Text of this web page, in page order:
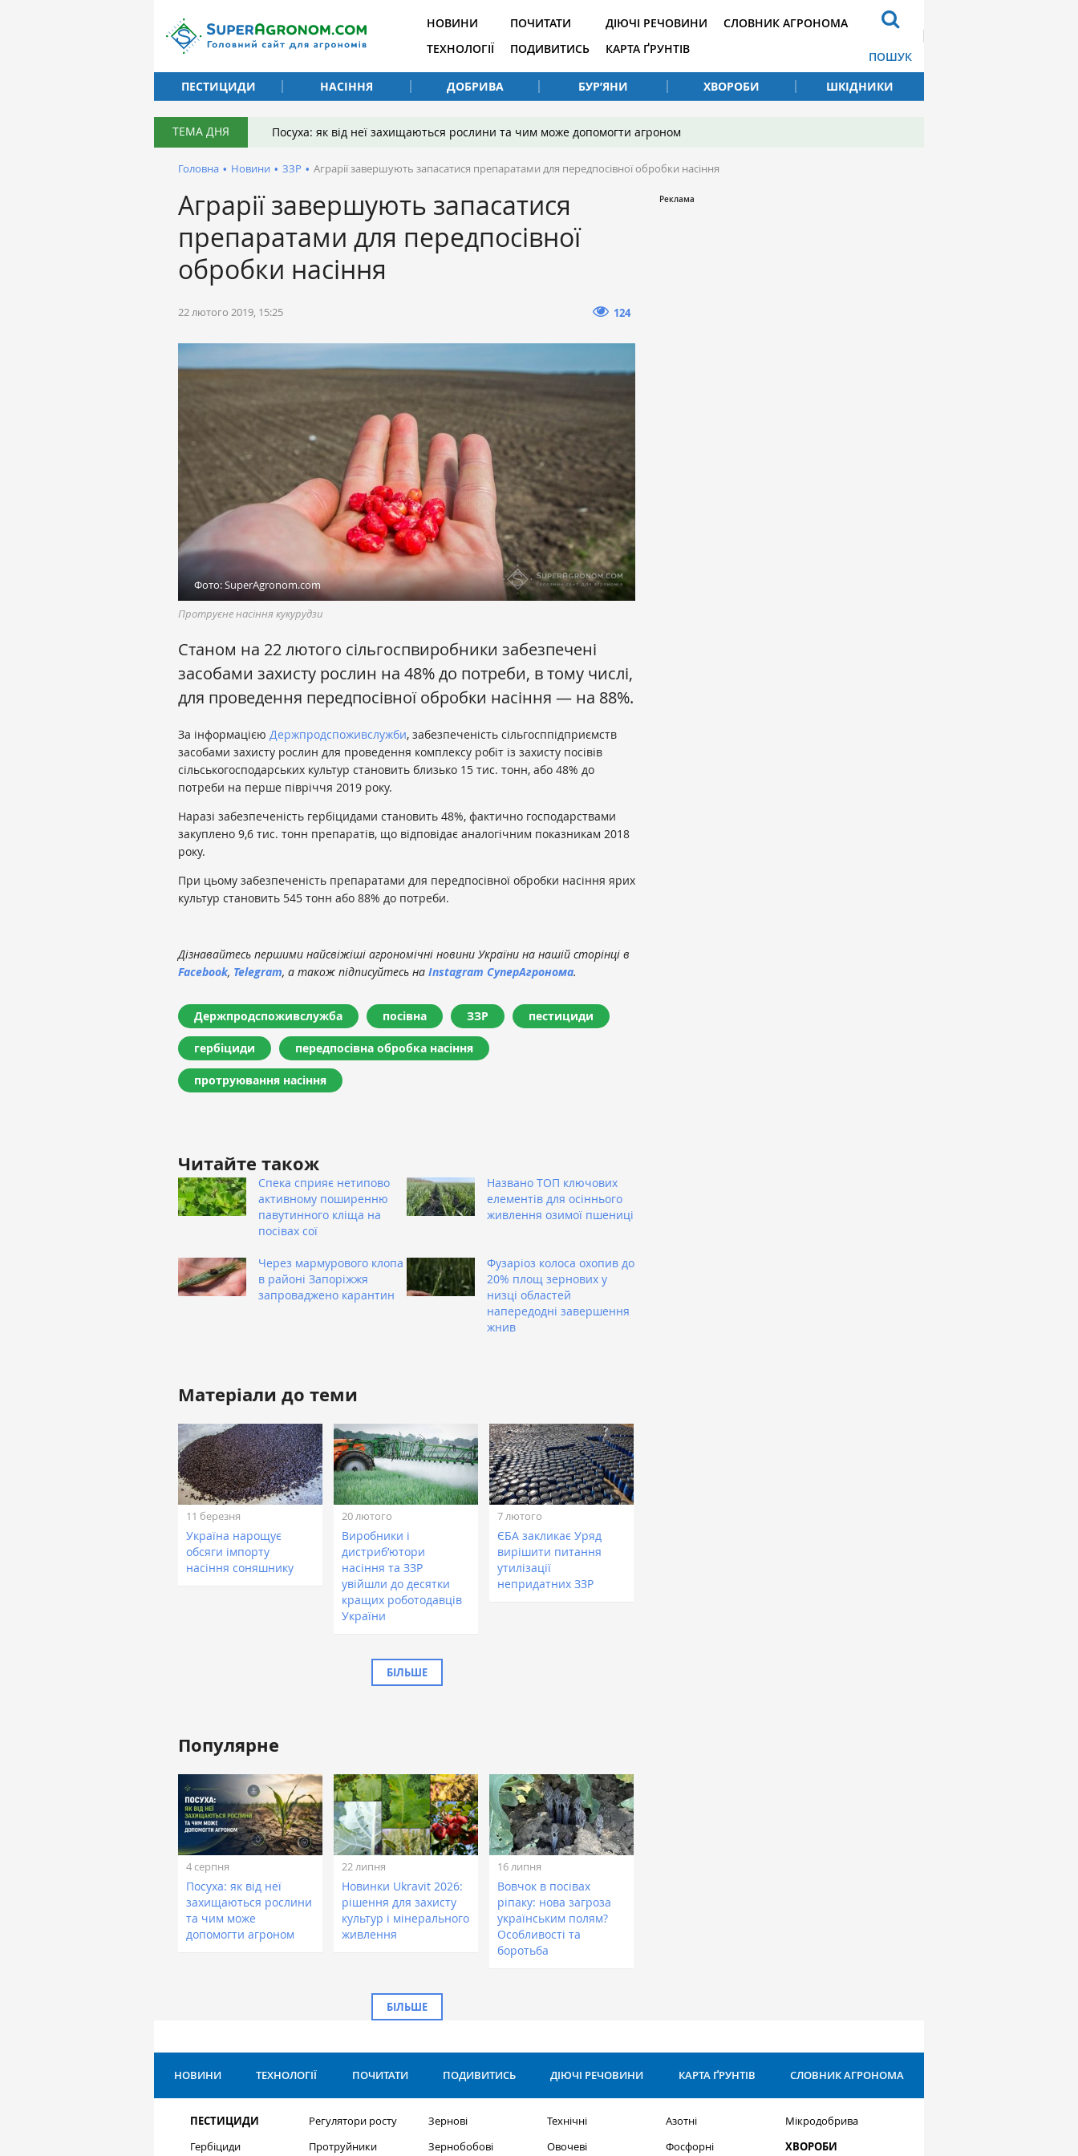
НОВИНИ
ТЕХНОЛОГІЇ
ПОЧИТАТИ
ПОДИВИТИСЬ
ДІЮЧІ РЕЧОВИНИ
КАРТА ҐРУНТІВ
СЛОВНИК АГРОНОМА
ПОШУК
ПЕСТИЦИДИ
НАСІННЯ ДОБРИВА БУР’ЯНИ ХВОРОБИ ШКІДНИКИ
ТЕМА ДНЯ Посуха: як від неї захищаються рослини та чим може допомогти агроном
Головна • Новини • ЗЗР • Аграрії завершують запасатися препаратами для передпосівної обробки насіння
Аграрії завершують запасатися
препаратами для передпосівної
обробки насіння
22 лютого 2019, 15:25 124
Фото: SuperAgronom.com
Протруєне насіння кукурудзи
Станом на 22 лютого сільгоспвиробники забезпечені
засобами захисту рослин на 48% до потреби, в тому числі,
для проведення передпосівної обробки насіння — на 88%.
За інформацією Держпродспоживслужби, забезпеченість сільгосппідприємств
засобами захисту рослин для проведення комплексу робіт із захисту посівів
сільськогосподарських культур становить близько 15 тис. тонн, або 48% до
потреби на перше півріччя 2019 року.
Наразі забезпеченість гербіцидами становить 48%, фактично господарствами
закуплено 9,6 тис. тонн препаратів, що відповідає аналогічним показникам 2018
року.
При цьому забезпеченість препаратами для передпосівної обробки насіння ярих
культур становить 545 тонн або 88% до потреби.
Дізнавайтесь першими найсвіжіші агрономічні новини України на нашій сторінці в
Facebook, Telegram, а також підписуйтесь на Instagram СуперАгронома.
Держпродспоживслужба посівна ЗЗР пестициди
гербіциди передпосівна обробка насіння
протруювання насіння
Читайте також
Спека сприяє нетипово
активному поширенню
павутинного кліща на
посівах сої
Названо ТОП ключових
елементів для осіннього
живлення озимої пшениці
Через мармурового клопа
в районі Запоріжжя
запроваджено карантин
Фузаріоз колоса охопив до
20% площ зернових у
низці областей
напередодні завершення
жнив
Матеріали до теми
11 березня
Україна нарощує
обсяги імпорту
насіння соняшнику
20 лютого
Виробники і
дистриб’ютори
насіння та ЗЗР
увійшли до десятки
кращих роботодавців
України
7 лютого
ЄБА закликає Уряд
вирішити питання
утилізації
непридатних ЗЗР
БІЛЬШЕ
Популярне
4 серпня
Посуха: як від неї
захищаються рослини
та чим може
допомогти агроном
22 липня
Новинки Ukravit 2026:
рішення для захисту
культур і мінерального
живлення
16 липня
Вовчок в посівах
ріпаку: нова загроза
українським полям?
Особливості та
боротьба
БІЛЬШЕ
НОВИНИ ТЕХНОЛОГІЇ ПОЧИТАТИ ПОДИВИТИСЬ ДІЮЧІ РЕЧОВИНИ КАРТА ҐРУНТІВ СЛОВНИК АГРОНОМА
ПЕСТИЦИДИ
Гербіциди
Регулятори росту
Протруйники
Зернові
Зернобобові
Технічні
Овочеві
Азотні
Фосфорні
Мікродобрива
ХВОРОБИ